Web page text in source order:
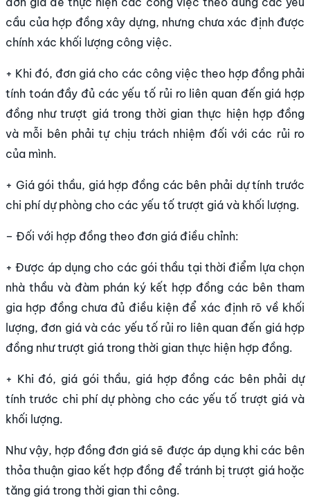
cầu của hợp đồng xây dựng, nhưng chưa xác định được
chính xác khối lượng công việc.
+ Khi đó, đơn giá cho các công việc theo hợp đồng phải
tính toán đầy đủ các yếu tố rủi ro liên quan đến giá hợp
đồng như trượt giá trong thời gian thực hiện hợp đồng
và mỗi bên phải tự chịu trách nhiệm đối với các rủi ro
của mình.
+ Giá gói thầu, giá hợp đồng các bên phải dự tính trước
chi phí dự phòng cho các yếu tố trượt giá và khối lượng.
– Đối với hợp đồng theo đơn giá điều chỉnh:
+ Được áp dụng cho các gói thầu tại thời điểm lựa chọn
nhà thầu và đàm phán ký kết hợp đồng các bên tham
gia hợp đồng chưa đủ điều kiện để xác định rõ về khối
lượng, đơn giá và các yếu tố rủi ro liên quan đến giá hợp
đồng như trượt giá trong thời gian thực hiện hợp đồng.
+ Khi đó, giá gói thầu, giá hợp đồng các bên phải dự
tính trước chi phí dự phòng cho các yếu tố trượt giá và
khối lượng.
Như vậy, hợp đồng đơn giá sẽ được áp dụng khi các bên
thỏa thuận giao kết hợp đồng để tránh bị trượt giá hoặc
tăng giá trong thời gian thi công.